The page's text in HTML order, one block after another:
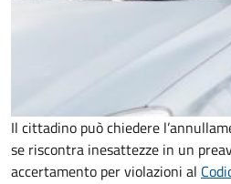
Il cittadino può chiedere
se riscontra inesattezze in un
accertamento per violazioni al